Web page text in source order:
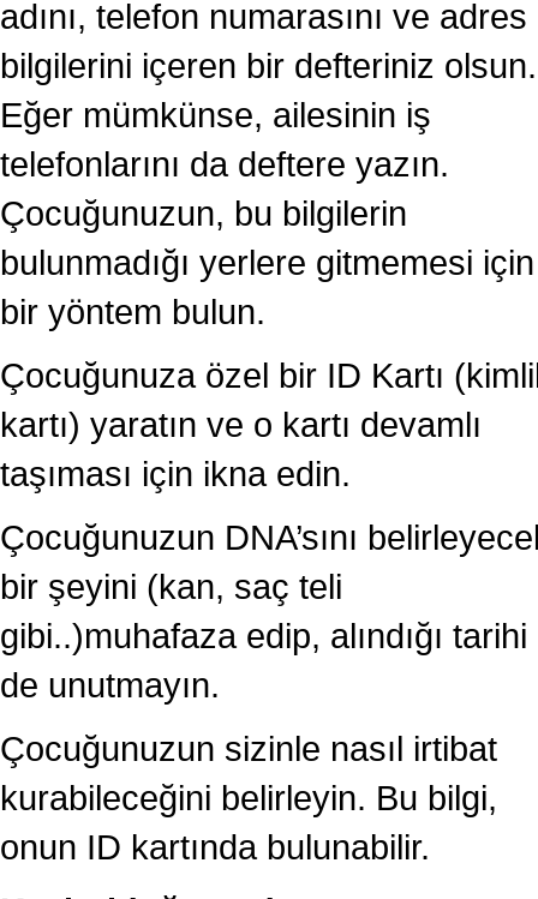
adını, telefon numarasını ve adres
bilgilerini içeren bir defteriniz olsun.
Eğer mümkünse, ailesinin iş
telefonlarını da deftere yazın.
Çocuğunuzun, bu bilgilerin
bulunmadığı yerlere gitmemesi için
bir yöntem bulun.
Çocuğunuza özel bir ID Kartı
kartı) yaratın ve o kartı devamlı
taşıması için ikna edin.
Çocuğunuzun DNA’sını
bir şeyini (kan, saç teli
gibi..)muhafaza edip, alındığı tarihi
de unutmayın.
Çocuğunuzun sizinle nasıl irtibat
kurabileceğini belirleyin. Bu bilgi,
onun ID kartında bulunabilir.